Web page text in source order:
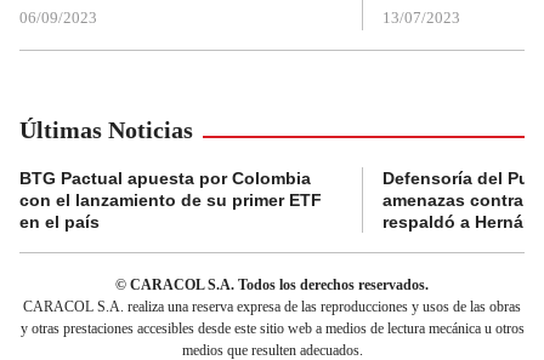
06/09/2023 13/07/2023
Últimas Noticias
BTG Pactual apuesta por Colombia
con el lanzamiento de su primer ETF
en el país
Defensoría del
amenazas contra
respaldó a Hernán
© CARACOL S.A. Todos los derechos reservados.
CARACOL S.A. realiza una reserva expresa de las reproducciones y usos de las obras
y otras prestaciones accesibles desde este sitio web a medios de lectura mecánica u otros
medios que resulten adecuados.